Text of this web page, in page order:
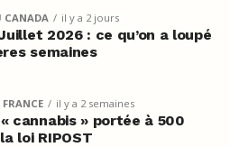
CANADA il y a 2 jours
2026 : ce qu’on a loupé
semaines
il y a 2 semaines
« cannabis » portée à 500
loi RIPOST